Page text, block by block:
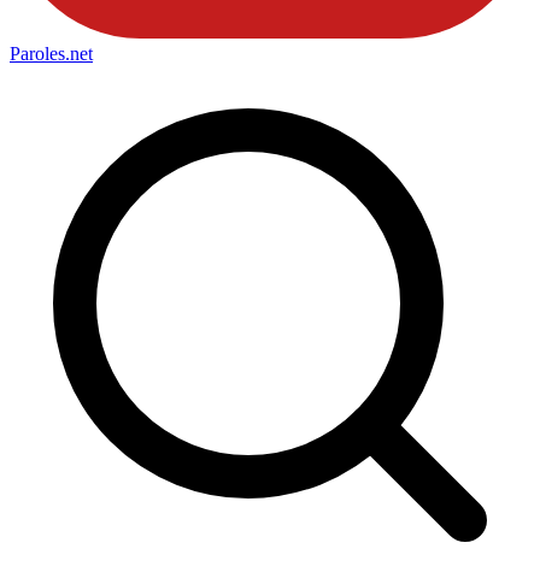
Paroles.net